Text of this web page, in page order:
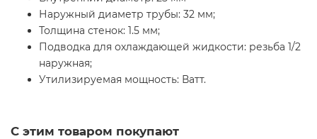
Наружный диаметр трубы: 32 мм;
Толщина стенок: 1.5 мм;
Подводка для охлаждающей жидкости: резьба 1/2
наружная;
Утилизируемая мощность: Ватт.
С этим товаром покупают